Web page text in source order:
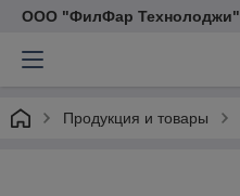
ООО "ФилФар Технолоджи"
Продукция и товары